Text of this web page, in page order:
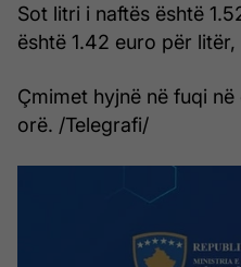
Sot litri i naftës është
është 1.42 euro për
Çmimet hyjnë në fuqi
orë. /Telegrafi/